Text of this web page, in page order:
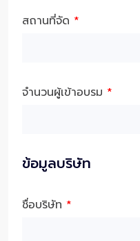
สถานที่จัด *
จำนวนผู้เข้าอบรม *
ข้อมูลบริษัท
ชื่อบริษัท *